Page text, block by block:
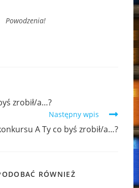
Powodzenia!
zrobił/a…?
Następny wpis
A Ty co byś zrobił/a…?
RÓWNIEŻ